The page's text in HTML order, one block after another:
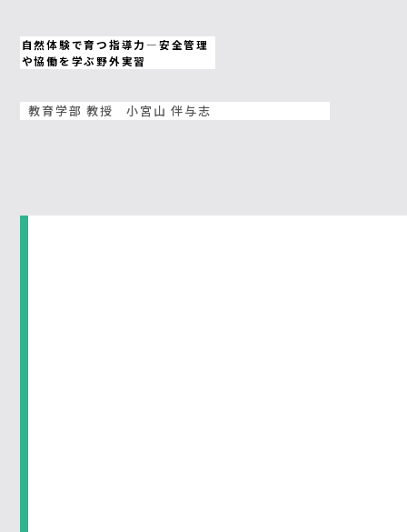
自然体験で育つ指導力—安全管理
や協働を学ぶ野外実習
教育学部 教授 小宮山 伴与志